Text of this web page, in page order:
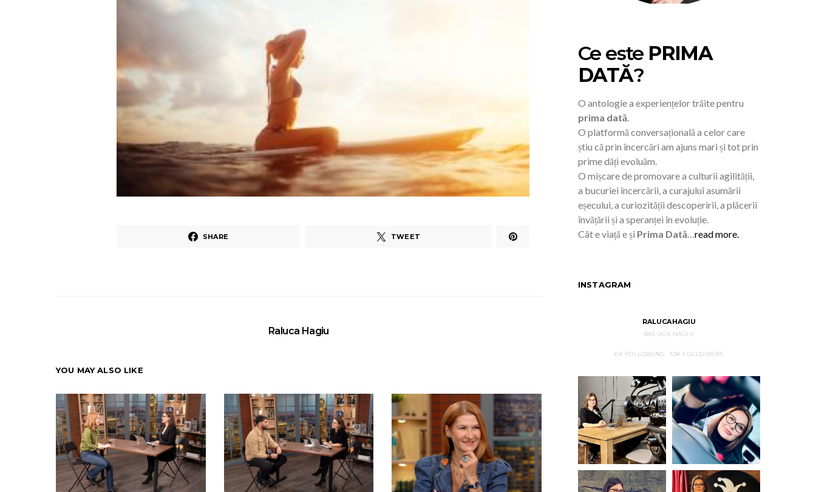
SHARE TWEET
Raluca Hagiu
YOU MAY ALSO LIKE
Ce este PRIMA
DATĂ?
O antologie a experiențelor trăite pentru
prima dată.
O platformă conversațională a celor care
știu că prin încercări am ajuns mari și tot prin
prime dăți evoluăm.
O mișcare de promovare a culturii agilității,
a bucuriei încercării, a curajului asumării
eșecului, a curiozității descoperirii, a plăcerii
învățării și a speranței în evoluție.
Cât e viață e și Prima Dată…read more.
INSTAGRAM
RALUCAHAGIU
RALUCA HAGIU
6KFOLLOWING 33K FOLLOWERS